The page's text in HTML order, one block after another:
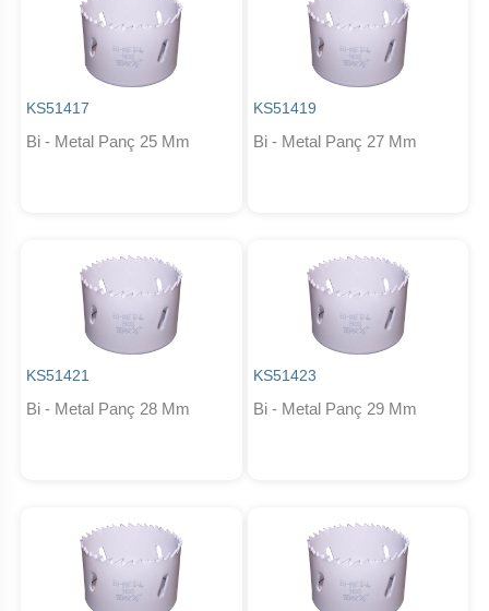
KS51417
Bi - Metal Panç 25 Mm
KS51419
Bi - Metal Panç 27 Mm
KS51421
Bi - Metal Panç 28 Mm
KS51423
Bi - Metal Panç 29 Mm